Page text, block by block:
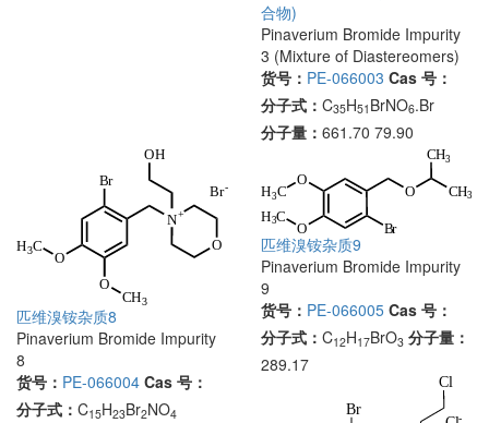
合物)
Pinaverium Bromide Impurity
3 (Mixture of Diastereomers)
货号： PE-066003 Cas 号：
分子式： C35H51 BrNO6.Br
分子量： 661.70 79.90
匹维溴铵杂质8
Pinaverium Bromide Impurity
8
货号： PE-066004 Cas 号：
分子式： C15H23Br2NO4
匹维溴铵杂质9
Pinaverium Bromide Impurity
9
货号： PE-066005 Cas 号：
分子式： C12H17BrO3 分子量：
289.17